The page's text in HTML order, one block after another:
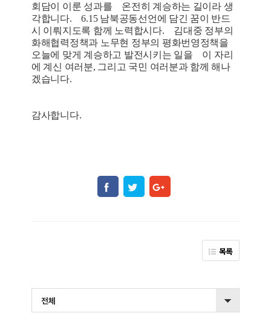
회담이 이룬 성과를 온전히 계승하는 길이라 생
각합니다. 6.15 남북공동선언에 담긴 꿈이 반드
시 이뤄지도록 함께 노력합시다. 김대중 정부의
화해협력정책과 노무현 정부의 평화번영정책을
오늘에 맞게 계승하고 발전시키는 일을 이 자리
에 계신 여러분, 그리고 국민 여러분과 함께 해나
겠습니다.
감사합니다.
목록
전체